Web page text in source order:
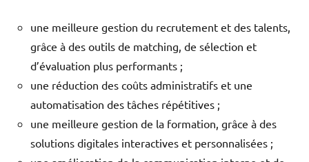
une meilleure gestion du recrutement et des talents,
grâce à des outils de matching, de sélection et
d’évaluation plus performants ;
une réduction des coûts administratifs et une
automatisation des tâches répétitives ;
une meilleure gestion de la formation, grâce à des
solutions digitales interactives et personnalisées ;